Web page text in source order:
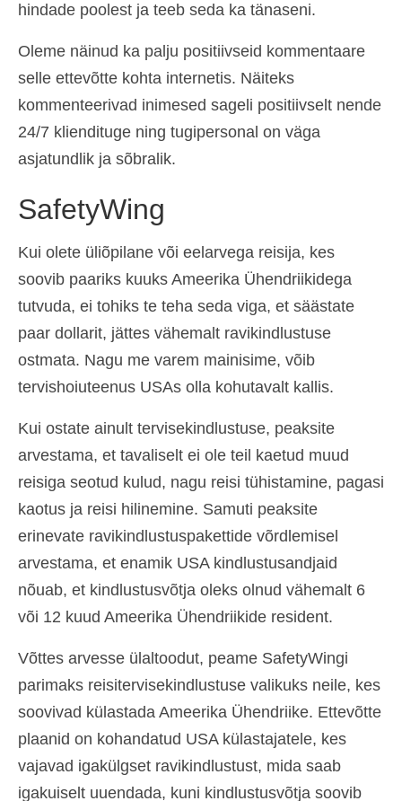
hindade poolest ja teeb seda ka tänaseni.
Oleme näinud ka palju positiivseid kommentaare
selle ettevõtte kohta internetis. Näiteks
kommenteerivad inimesed sageli positiivselt nende
24/7 kliendituge ning tugipersonal on väga
asjatundlik ja sõbralik.
SafetyWing
Kui olete üliõpilane või eelarvega reisija, kes
soovib paariks kuuks Ameerika Ühendriikidega
tutvuda, ei tohiks te teha seda viga, et säästate
paar dollarit, jättes vähemalt ravikindlustuse
ostmata. Nagu me varem mainisime, võib
tervishoiuteenus USAs olla kohutavalt kallis.
Kui ostate ainult tervisekindlustuse, peaksite
arvestama, et tavaliselt ei ole teil kaetud muud
reisiga seotud kulud, nagu reisi tühistamine, pagasi
kaotus ja reisi hilinemine. Samuti peaksite
erinevate ravikindlustuspakettide võrdlemisel
arvestama, et enamik USA kindlustusandjaid
nõuab, et kindlustusvõtja oleks olnud vähemalt 6
või 12 kuud Ameerika Ühendriikide resident.
Võttes arvesse ülaltoodut, peame SafetyWingi
parimaks reisitervisekindlustuse valikuks neile, kes
soovivad külastada Ameerika Ühendriike. Ettevõtte
plaanid on kohandatud USA külastajatele, kes
vajavad igakülgset ravikindlustust, mida saab
igakuiselt uuendada, kuni kindlustusvõtja soovib